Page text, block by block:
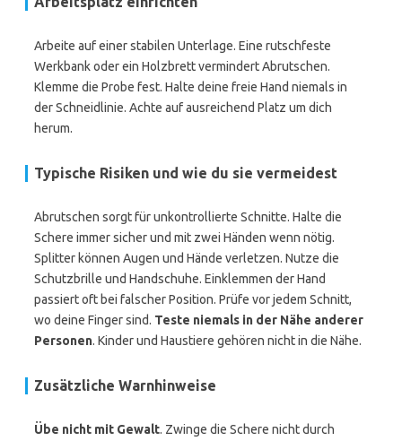
Arbeite auf einer stabilen Unterlage. Eine rutschfeste
Werkbank oder ein Holzbrett vermindert Abrutschen.
Klemme die Probe fest. Halte deine freie Hand niemals in
der Schneidlinie. Achte auf ausreichend Platz um dich
herum.
Typische Risiken und wie du sie vermeidest
Abrutschen sorgt für unkontrollierte Schnitte. Halte die
Schere immer sicher und mit zwei Händen wenn nötig.
Splitter können Augen und Hände verletzen. Nutze die
Schutzbrille und Handschuhe. Einklemmen der Hand
passiert oft bei falscher Position. Prüfe vor jedem Schnitt,
wo deine Finger sind. Teste niemals in der Nähe anderer
Personen. Kinder und Haustiere gehören nicht in die Nähe.
Zusätzliche Warnhinweise
Übe nicht mit Gewalt. Zwinge die Schere nicht durch